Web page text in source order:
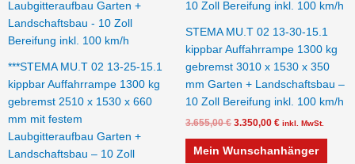
***STEMA MU.T 02 13-25-15.1
kippbar Auffahrrampe 1300 kg
gebremst 2510 x 1530 x 660
mm mit festem
Laubgitteraufbau Garten +
Landschaftsbau – 10 Zoll
STEMA MU.T 02 13-30-15.1
kippbar Auffahrrampe 1300 kg
gebremst 3010 x 1530 x 350
mm Garten + Landschaftsbau –
10 Zoll Bereifung inkl. 100 km/h
3.655,00€ 3.350,00 € inkl. MwSt.
Mein Wunschanhänger